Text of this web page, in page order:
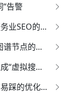
”告警
超本地关键词挖掘：社区级长尾词在服务业SEO的流量红利
实体优先”内容策略：从关键词到知识图谱节点的语义升级路径
大语言模型的排名预测：输入关键词生成“虚拟搜索结果页”预测目标页面的排名位置
文章标题中一定要放关键词吗？新手容易踩的优化雷区